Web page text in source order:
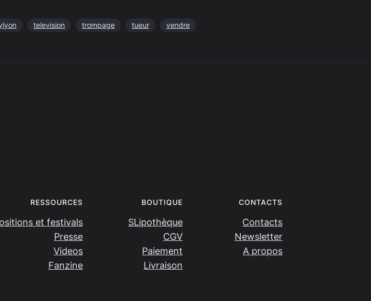
television trompage tueur vendre
RESSOURCES
et festivals
Presse
Videos
Fanzine
BOUTIQUE
SLipothèque
CGV
Paiement
Livraison
CONTACTS
Contacts
Newsletter
A propos